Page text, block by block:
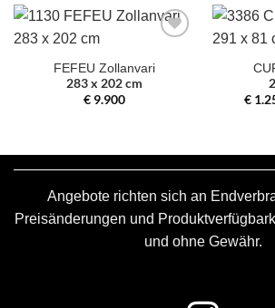
Auswahl
hinzufügen
FEFEU Zollanvari
283 x 202 cm
€9.900
€
Angebote richten sich an
Preisänderungen und
und ohne Gewähr.